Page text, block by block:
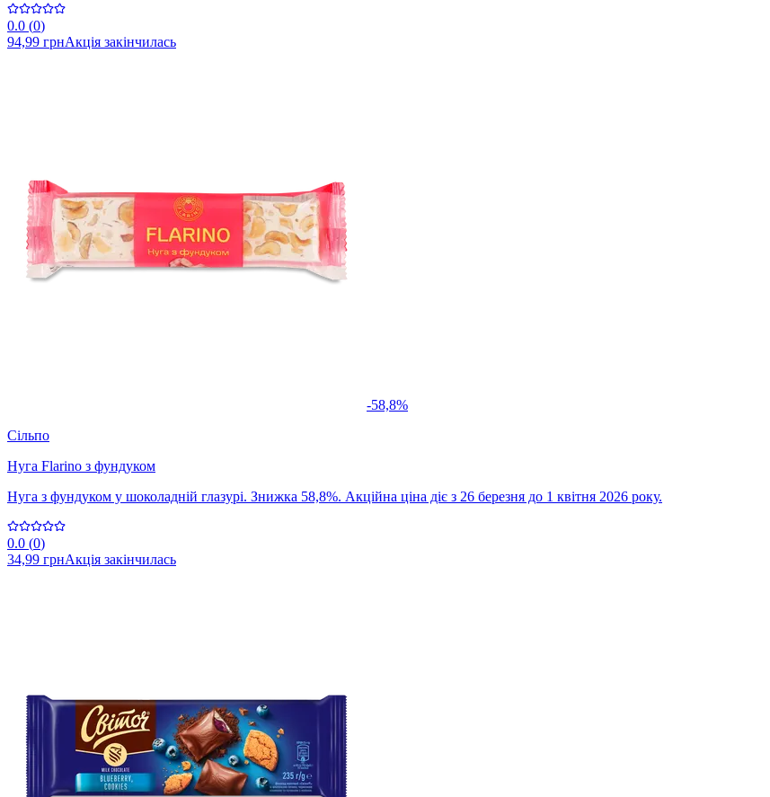
0.0 (0)
94,99 грнАкція закінчилась
-58,8%
Сільпо
Нуга Flarino з фундуком
Нуга з фундуком у шоколадній глазурі. Знижка 58,8%. Акційна ціна діє з 26 березня до 1 квітня 2026 року.
0.0 (0)
34,99 грнАкція закінчилась